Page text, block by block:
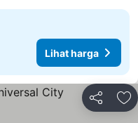
Lihat harga
Kongsi